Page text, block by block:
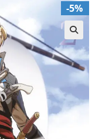
🔍
-5%